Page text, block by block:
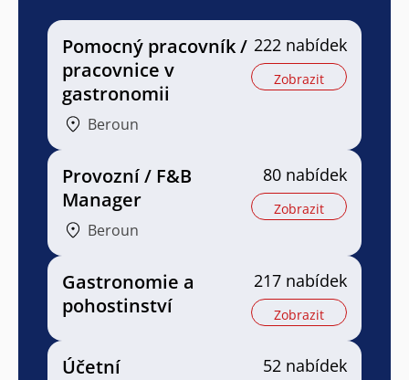
Pomocný pracovník /
pracovnice v
gastronomii
Beroun
222 nabídek
Zobrazit
Provozní / F&B
Manager
Beroun
80 nabídek
Zobrazit
Gastronomie a
pohostinství
217 nabídek
Zobrazit
Účetní 52 nabídek